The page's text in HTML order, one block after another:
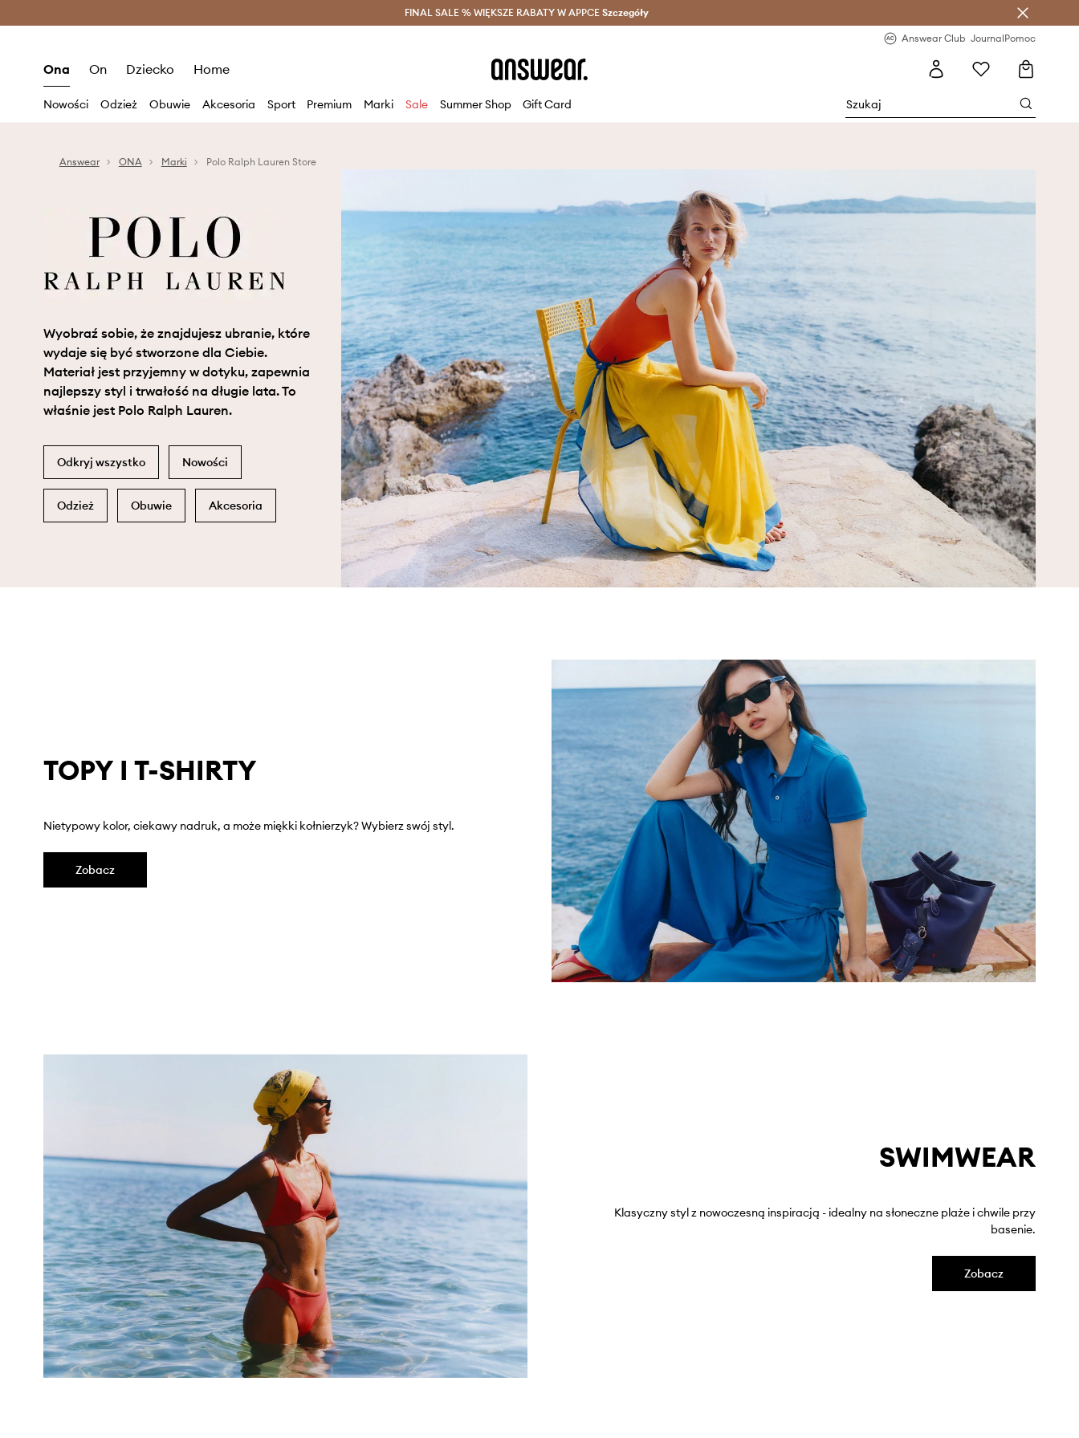
Oszczędzaj z Answear Club > Dostawa nawet w 24h >
FINAL SALE % WIĘKSZE RABATY W APPCE Szczegóły
Answear Club JournalPomoc
Ona On Dziecko Home
Nowości Odzież Obuwie Akcesoria Sport Premium Marki Sale Summer Shop Gift Card
Answear ONA Marki Polo Ralph Lauren Store
Wyobraź sobie, że znajdujesz ubranie, które
wydaje się być stworzone dla Ciebie.
Materiał jest przyjemny w dotyku, zapewnia
najlepszy styl i trwałość na długie lata. To
właśnie jest Polo Ralph Lauren.
Odkryj wszystko Nowości
Odzież Obuwie Akcesoria
TOPY I T-SHIRTY
Nietypowy kolor, ciekawy nadruk, a może miękki kołnierzyk? Wybierz swój styl.
Zobacz
SWIMWEAR
Klasyczny styl z nowoczesną inspiracją - idealny na słoneczne plaże i chwile przy
basenie.
Zobacz